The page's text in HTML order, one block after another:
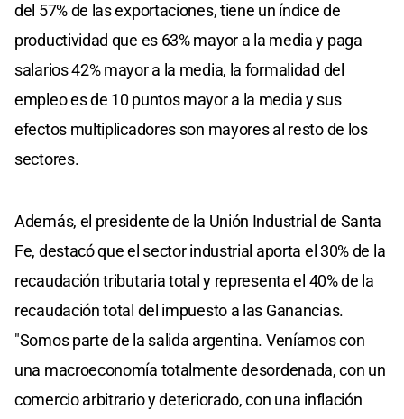
del 57% de las exportaciones, tiene un índice de
productividad que es 63% mayor a la media y paga
salarios 42% mayor a la media, la formalidad del
empleo es de 10 puntos mayor a la media y sus
efectos multiplicadores son mayores al resto de los
sectores.
Además, el presidente de la Unión Industrial de Santa
Fe, destacó que el sector industrial aporta el 30% de la
recaudación tributaria total y representa el 40% de la
recaudación total del impuesto a las Ganancias.
"Somos parte de la salida argentina. Veníamos con
una macroeconomía totalmente desordenada, con un
comercio arbitrario y deteriorado, con una inflación